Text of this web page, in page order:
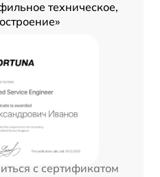
техническое,
с сертификатом